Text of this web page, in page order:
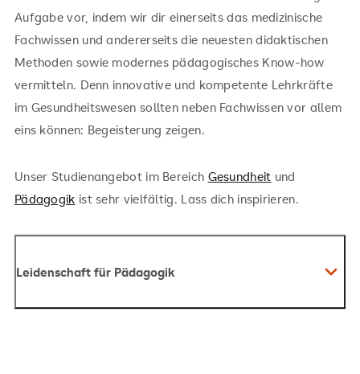
Aufgabe vor, indem wir dir einerseits das medizinische
Fachwissen und andererseits die neuesten didaktischen
Methoden sowie modernes pädagogisches Know-how
vermitteln. Denn innovative und kompetente Lehrkräfte
im Gesundheitswesen sollten neben Fachwissen vor allem
eins können: Begeisterung zeigen.
Unser Studienangebot im Bereich Gesundheit und
Pädagogik ist sehr vielfältig. Lass dich inspirieren.
Leidenschaft für Pädagogik